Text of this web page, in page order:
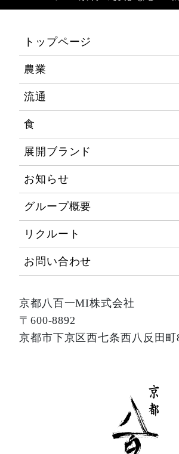
トップページ
農業
流通
食
展開ブランド
お知らせ
グループ概要
リクルート
お問い合わせ
京都八百一MI株式会社
〒600-8892
京都市下京区西七条西八反田町